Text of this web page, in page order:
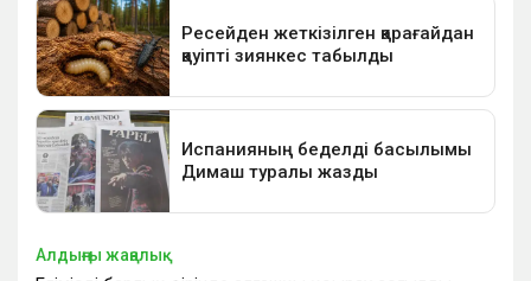
Алдыңғы жаңалық